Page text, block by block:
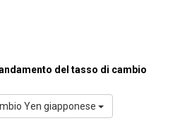
del tasso di cambio
Yen giapponese